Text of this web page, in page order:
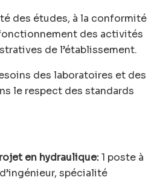
des études, à la conformité
des activités
de l’établissement.
des laboratoires et des
le respect des standards
en hydraulique:1 poste à
spécialité